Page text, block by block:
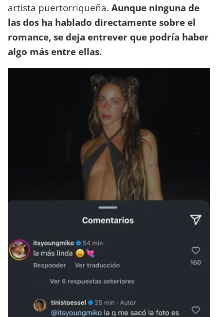
artista puertorriqueña. Aunque ninguna de
las dos ha hablado directamente sobre el
romance, se deja entrever que podría haber
algo más entre ellas.